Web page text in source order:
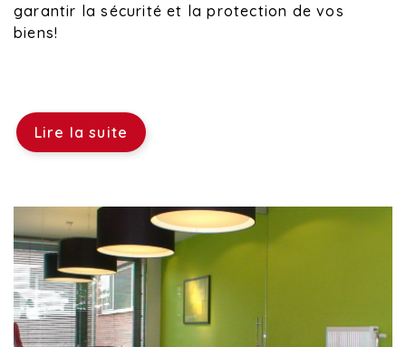
garantir la sécurité et la protection de vos
biens!
Lire la suite